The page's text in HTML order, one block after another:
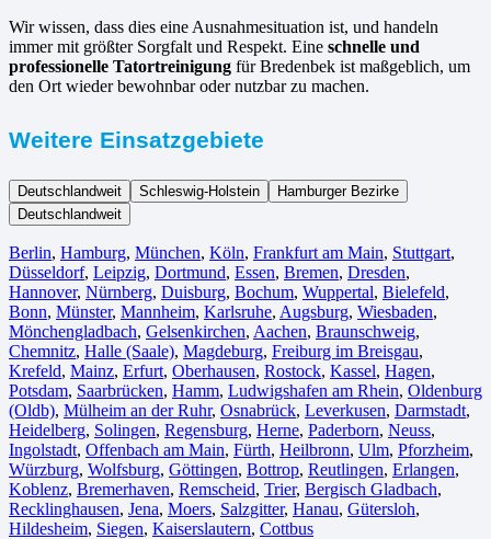
Wir wissen, dass dies eine Ausnahmesituation ist, und handeln
immer mit größter Sorgfalt und Respekt. Eine schnelle und
professionelle Tatortreinigung für Bredenbek ist maßgeblich, um
den Ort wieder bewohnbar oder nutzbar zu machen.
Weitere Einsatzgebiete
Deutschlandweit Schleswig-Holstein
Hamburger Bezirke
Deutschlandweit
Berlin⁠, Hamburg, München, Köln⁠, Frankfurt am Main, Stuttgart,
Düsseldorf, Leipzig, Dortmund, Essen, Bremen, Dresden,
Hannover, Nürnberg, Duisburg⁠, Bochum, Wuppertal⁠, Bielefeld⁠,
Bonn⁠, Münster⁠, Mannheim, Karlsruhe, Augsburg, Wiesbaden⁠,
Mönchengladbach⁠, Gelsenkirchen⁠, Aachen⁠, Braunschweig,
Chemnitz⁠, Halle (Saale)⁠, Magdeburg, Freiburg im Breisgau⁠,
Krefeld⁠, Mainz⁠, Erfurt, Oberhausen⁠, Rostock⁠, Kassel⁠, Hagen,
Potsdam, Saarbrücken⁠, Hamm, Ludwigshafen am Rhein⁠, Oldenburg
(Oldb), Mülheim an der Ruhr, Osnabrück⁠, Leverkusen, Darmstadt⁠,
Heidelberg, Solingen, Regensburg, Herne⁠, Paderborn, Neuss,
Ingolstadt, Offenbach am Main, Fürth⁠, Heilbronn, Ulm⁠, Pforzheim,
Würzburg, Wolfsburg⁠, Göttingen, Bottrop, Reutlingen, Erlangen⁠,
Koblenz, Bremerhaven⁠, Remscheid, Trier⁠, Bergisch Gladbach,
Recklinghausen, Jena⁠, Moers⁠, Salzgitter⁠, Hanau, Gütersloh,
Hildesheim⁠, Siegen⁠, Kaiserslautern⁠, Cottbus⁠